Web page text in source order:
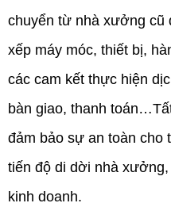
chuyển từ nhà xưởng cũ
xếp máy móc, thiết bị,
các cam kết thực hiện
bàn giao, thanh
đảm bảo sự an toàn cho
tiến độ di dời nhà
kinh doanh.